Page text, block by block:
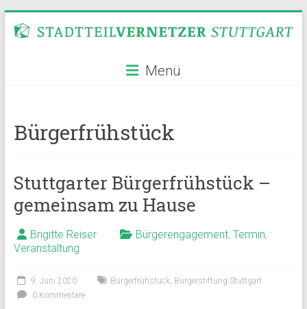
Inhalt
Stadtteilvernetzer
Menü
Bürgerfrühstück
Stuttgarter Bürgerfrühstück –
gemeinsam zu Hause
Brigitte Reiser Bürgerengagement, Termin,
Veranstaltung
9. Juni 2020 Bürgerfrühstück, Bürgerstiftung Stuttgart
0 Kommentare